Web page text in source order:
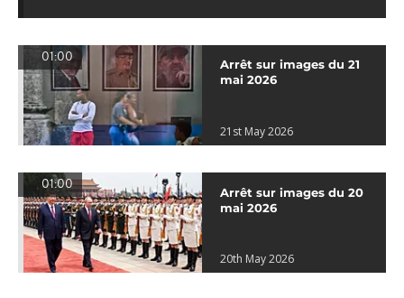
01:00
Arrêt sur images du 21
mai 2026
21st May 2026
01:00
Arrêt sur images du 20
mai 2026
20th May 2026